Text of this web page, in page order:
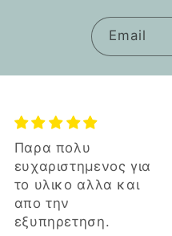
Email
Παρα πολυ
ευχαριστημενος για
το υλικο αλλα και
απο την
εξυπηρετηση.